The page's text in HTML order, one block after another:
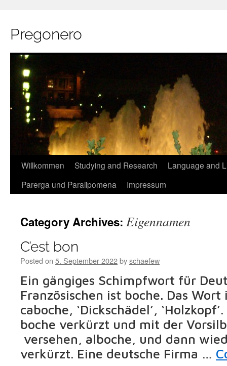
Pregonero
Skip
Willkommen Studying and Research
Language and
Parerga und Paralipomena
Impressum
Category Archives: Eigennamen
C’est bon
Posted on 5. September 2022byschaefew
Ein gängiges Schimpfwort für
Französischen ist boche. Das
caboche, ‘Dickschädel’,
boche verkürzt und mit der
versehen, alboche, und dann
verkürzt. Eine deutsche Firma …